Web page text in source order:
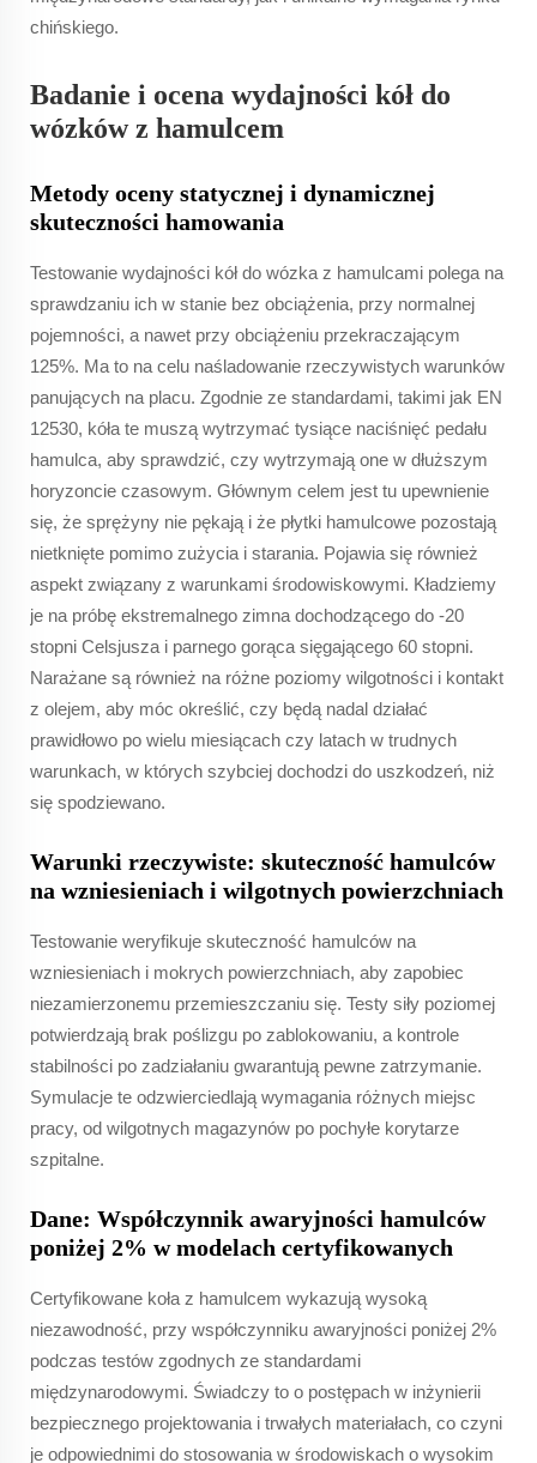
chińskiego.
Badanie i ocena wydajności kół do
wózków z hamulcem
Metody oceny statycznej i dynamicznej
skuteczności hamowania
Testowanie wydajności kół do wózka z hamulcami polega na
sprawdzaniu ich w stanie bez obciążenia, przy normalnej
pojemności, a nawet przy obciążeniu przekraczającym
125%. Ma to na celu naśladowanie rzeczywistych warunków
panujących na placu. Zgodnie ze standardami, takimi jak EN
12530, kóła te muszą wytrzymać tysiące naciśnięć pedału
hamulca, aby sprawdzić, czy wytrzymają one w dłuższym
horyzoncie czasowym. Głównym celem jest tu upewnienie
się, że sprężyny nie pękają i że płytki hamulcowe pozostają
nietknięte pomimo zużycia i starania. Pojawia się również
aspekt związany z warunkami środowiskowymi. Kładziemy
je na próbę ekstremalnego zimna dochodzącego do -20
stopni Celsjusza i parnego gorąca sięgającego 60 stopni.
Narażane są również na różne poziomy wilgotności i kontakt
z olejem, aby móc określić, czy będą nadal działać
prawidłowo po wielu miesiącach czy latach w trudnych
warunkach, w których szybciej dochodzi do uszkodzeń, niż
się spodziewano.
Warunki rzeczywiste: skuteczność hamulców
na wzniesieniach i wilgotnych powierzchniach
Testowanie weryfikuje skuteczność hamulców na
wzniesieniach i mokrych powierzchniach, aby zapobiec
niezamierzonemu przemieszczaniu się. Testy siły poziomej
potwierdzają brak poślizgu po zablokowaniu, a kontrole
stabilności po zadziałaniu gwarantują pewne zatrzymanie.
Symulacje te odzwierciedlają wymagania różnych miejsc
pracy, od wilgotnych magazynów po pochyłe korytarze
szpitalne.
Dane: Współczynnik awaryjności hamulców
poniżej 2% w modelach certyfikowanych
Certyfikowane koła z hamulcem wykazują wysoką
niezawodność, przy współczynniku awaryjności poniżej 2%
podczas testów zgodnych ze standardami
międzynarodowymi. Świadczy to o postępach w inżynierii
bezpiecznego projektowania i trwałych materiałach, co czyni
je odpowiednimi do stosowania w środowiskach o wysokim